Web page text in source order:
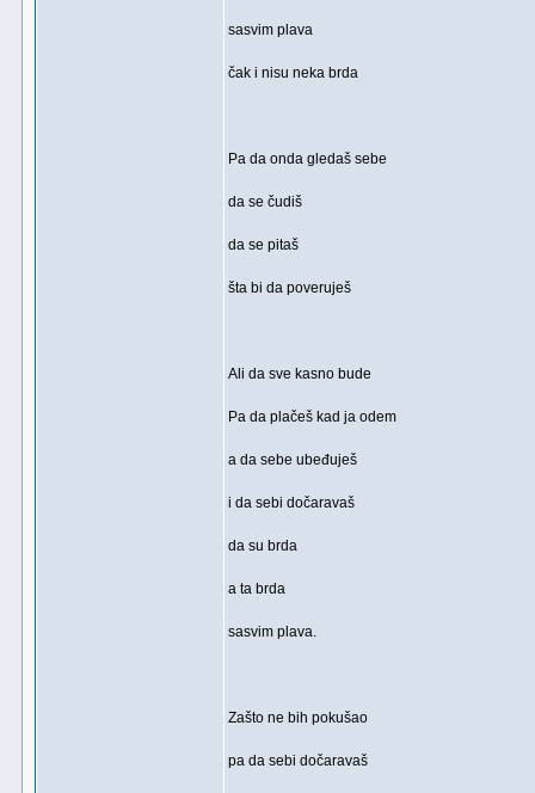
sasvim plava
čak i nisu neka brda
Pa da onda gledaš sebe
da se čudiš
da se pitaš
šta bi da poveruješ
Ali da sve kasno bude
Pa da plačeš kad ja odem
a da sebe ubeđuješ
i da sebi dočaravaš
da su brda
a ta brda
sasvim plava.
Zašto ne bih pokušao
pa da sebi dočaravaš